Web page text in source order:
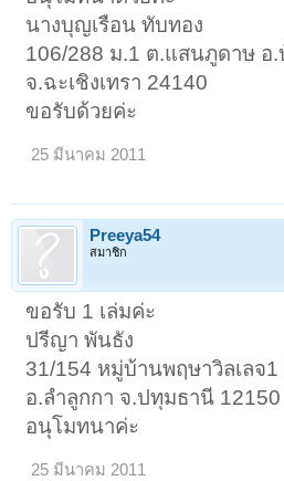
นางบุญเรือน ทับทอง
106/288 ม.1 ต.แสนภูดาษ อ
จ.ฉะเชิงเทรา 24140
ขอรับด้วยค่ะ
25 มีนาคม 2011
Preeya54
สมาชิก
ขอรับ 1 เล่มค่ะ
ปรีญา พันธัง
31/154 หมู่บ้านพฤษาวิลเลจ
อ.ลำลูกกา จ.ปทุมธานี 12150
อนุโมทนาค่ะ
25 มีนาคม 2011
< ย้อนกลับ